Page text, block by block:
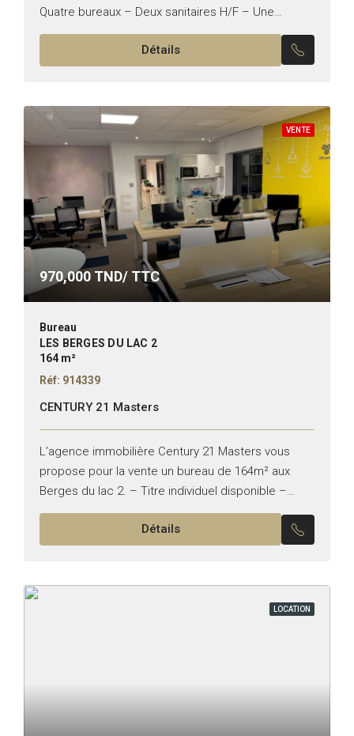
Quatre bureaux – Deux sanitaires H/F – Une
kitchinette – Une...
Détails
VENTE
970,000 TND/ TTC
Bureau
LES BERGES DU LAC 2
164 m²
Réf: 914339
CENTURY 21 Masters
L’agence immobilière Century 21 Masters vous
propose pour la vente un bureau de 164m² aux
Berges du lac 2. – Titre individuel disponible –
Superficie : 164m² – Deux Terrasse : 44m²...
Détails
LOCATION